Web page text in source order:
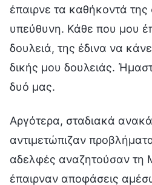
έπαιρνε τα καθήκοντά
υπεύθυνη. Κάθε που μου
δουλειά, της έδινα να
δικής μου δουλειάς.
δυό μας.
Αργότερα, σταδιακά
αντιμετώπιζαν
αδελφές αναζητούσαν τη
έπαιρναν αποφάσεις